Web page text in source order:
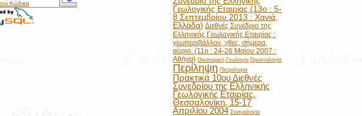
Γεωλογικής Εταιρίας (13ο : 5-
8 Σεπτεμβρίου 2013 : Χανιά,
Ελλάδα) Διεθνές Συνέδριο της
Ελληνικής Γεωλογικής Εταιρίας :
γεωπεριβάλλον, χθες, σήμερα,
αύριο. (11ο : 24-26 Μαίου 2007 :
Αθήνα) Οικονομική Γεωλογία Ορυκτολογία
Περίληψη Πετρολογία
Πρακτικά 10ου Διεθνές
Συνεδρίου της Ελληνικής
Γεωλογικής Εταιρίας.
Θεσσαλονίκη, 15-17
Απριλίου 2004 Σεισμολογία
Κώδικα